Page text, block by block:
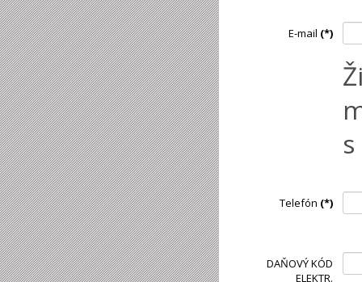
E-mail (*)
Telefón (*)
DAŇOVÝ KÓD
ELEKTR.